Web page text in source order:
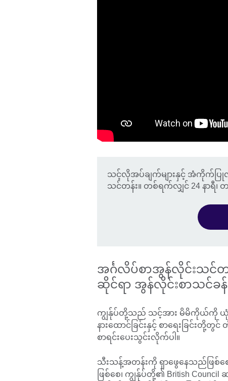
သင့်လိုအပ်ချက်များနှင့် အံကိုက်ပြု
သင်တန်း။ တစ်ရက်လျှင် 24 နာရီ၊
အင်္ဂလိပ်စာအွန်လိုင်းသင်တန်
ဆိုင်ရာ အွန်လိုင်းစာသင်
ကျွန်ုပ်တို့သည် သင့်အား မိမိကိုယ်ကို ယုံကြ
နားထောင်ခြင်းနှင့် စာရေးခြင်း
စာရင်းပေးသွင်းလိုက်ပါ။
သီးသန့်အတန်းကို ရှာဖွေနေသည်ဖြစ်
ဖြစ်စေ၊ ကျွန်ုပ်တို့၏ British